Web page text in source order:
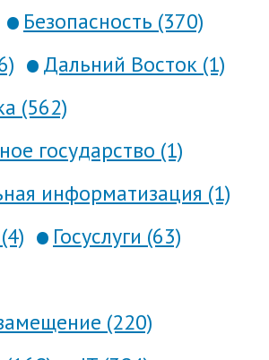
Безопасность (370)
Дальний Восток (1)
(562)
государство (1)
информатизация (1)
Госуслуги (63)
(220)